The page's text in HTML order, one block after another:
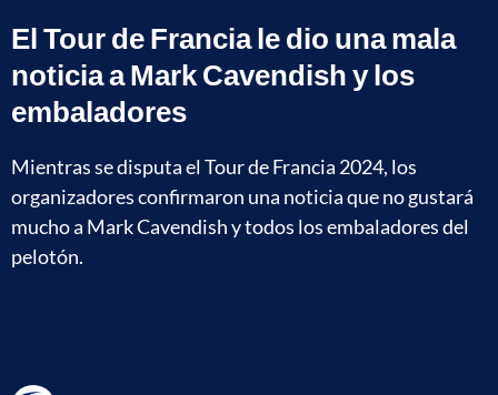
El Tour de Francia le dio una mala
noticia a Mark Cavendish y los
embaladores
Mientras se disputa el Tour de Francia 2024, los
organizadores confirmaron una noticia que no gustará
mucho a Mark Cavendish y todos los embaladores del
pelotón.